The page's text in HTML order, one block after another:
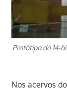
Protótipo do 14-
Nos acervos